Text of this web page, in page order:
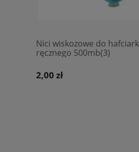
Nici wiskozowe do
ręcznego 500mb(3)
2,00 zł